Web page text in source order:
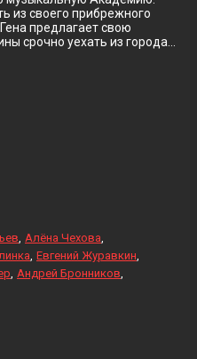
из своего прибрежного
предлагает свою
срочно уехать из города…
Алёна Чехова
Евгений Журавкин
Андрей Бронников